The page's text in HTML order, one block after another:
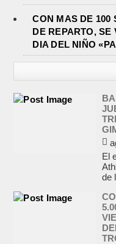
CON MAS DE 100
DE REPARTO, SE
DIA DEL NIÑO
El
de